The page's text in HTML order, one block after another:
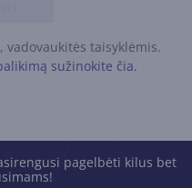
vadovaukitės taisyklėmis.
sužinokite čia.
pagelbėti kilus bet